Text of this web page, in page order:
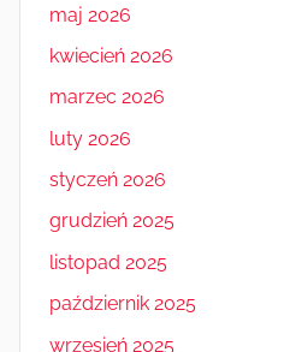
maj 2026
kwiecień 2026
marzec 2026
luty 2026
styczeń 2026
grudzień 2025
listopad 2025
październik 2025
wrzesień 2025